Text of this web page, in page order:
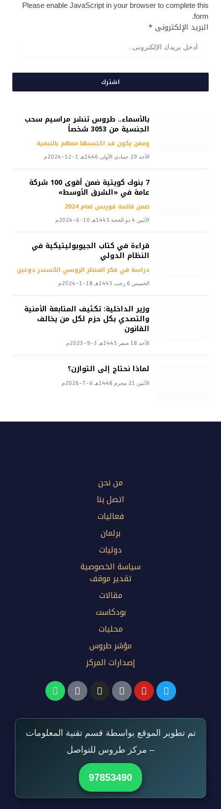
Please enable JavaScript in your browser to complete this
form.
البريد الإلكترونى*
اشترك
بالأسماء.. طروس تنشر مراسيم سحب
الجنسية من 3053 شخصاً
وممن يكون قد اكتسبها معهم بالتبعية
الأحد 29 جمادى الأولى 1446هـ 1-12-2024م
7 بنوك كويتية ضمن أقوى 100 شركة
عامة في «الشرق الأوسط»
ضمن قائمة فوربس لعام 2024
الأثنين 4 ذو الحجة 1445هـ 10-6-2024م
قراءة في كتاب الجيوبوليتيكية في
النظام الدولي
دراسة في فكر المنظر الروسي الكسندر دوغين
الخميس 6 رجب 1445هـ 18-1-2024م
وزير الداخلية: تكثيف المتابعة الأمنية
والتصدي بكل حزم لكل من يخالف
القانون
الأحد 18 صفر 1445هـ 3-9-2023م
لماذا نحتاج إلى التوازن؟
الأثنين 21 محرم 1448هـ 6-7-2026م
من نحن
اتصل بنا
فعاليات
برلمان
دوليات
سياسة الخصوصية
تقدير موقف
مقالات
بودكاست
محليات
مؤشر طروس
إصدارات المركز
تم تطوير الموقع بواسطة قسم تقنية المعلومات
– مركز طروس للتواصل
97853490